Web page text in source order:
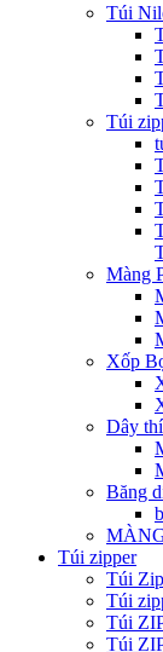
Túi
Túi
Màng
Xốp
Dây
Băng
Túi zipper
Túi
Túi
Túi
Túi